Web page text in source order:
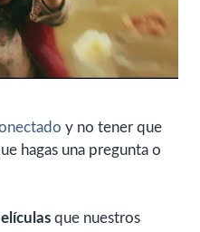
y no tener que
hagas una pregunta o
que nuestros